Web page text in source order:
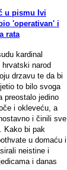
u pismu Ivi
'operativan' i
rata
kardinal
narod
drzavu te da bi
to bilo svoga
preostalo jedino
i okleveću, a
i činili sve
Kako bi pak
u domaću i
neistine i
i danas